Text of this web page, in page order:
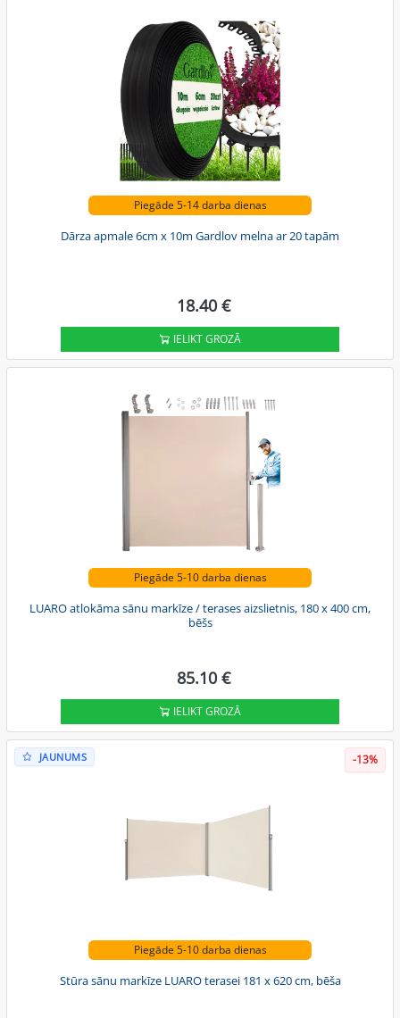
Piegāde 5-14 darba dienas
Dārza apmale 6cm x 10m Gardlov melna ar 20 tapām
18.40 €
IELIKT GROZĀ
Piegāde 5-10 darba dienas
LUARO atlokāma sānu markīze / terases aizslietnis, 180 x 400 cm,
bēšs
85.10 €
IELIKT GROZĀ
JAUNUMS -13%
Piegāde 5-10 darba dienas
Stūra sānu markīze LUARO terasei 181 x 620 cm, bēša